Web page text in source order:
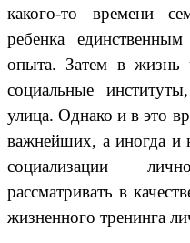
какого-то времени
ребенка
опыта. Затем в жизнь
социальные
улица. Однако и в это
важнейших, а иногда и
социализации
рассматривать в
жизненного тренинга